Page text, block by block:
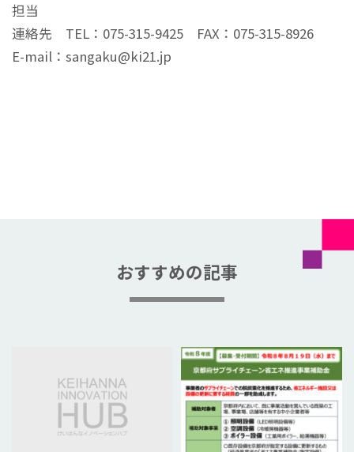
担当
連絡先 TEL：075-315-9425 FAX：075-315-8926
E-mail：sangaku@ki21.jp
おすすめの記事